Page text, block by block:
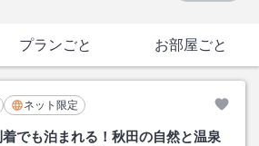
プランごと お部屋ごと
ネット限定
でも泊まれる！秋田の自然と温泉